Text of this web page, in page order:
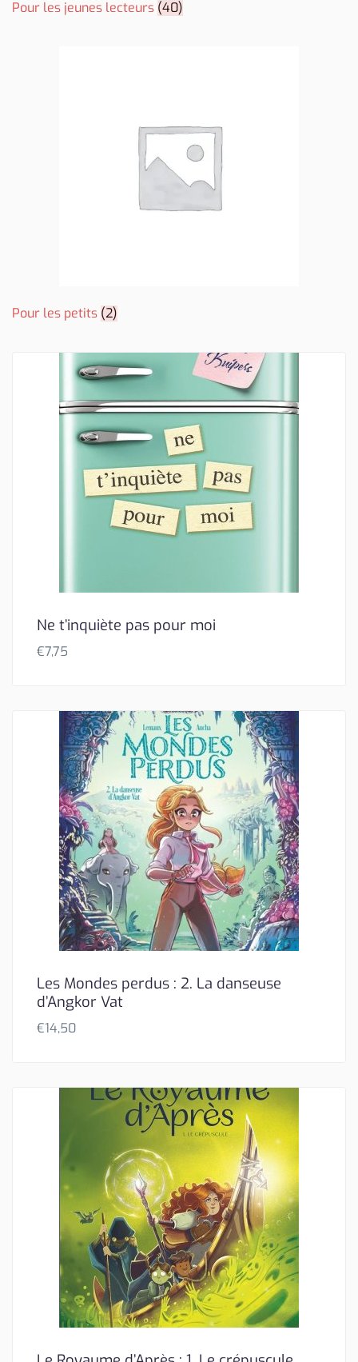
Pour les jeunes lecteurs (40)
Pour les petits (2)
Ne t’inquiète pas pour moi
€7,75
Les Mondes perdus : 2. La danseuse
d’Angkor Vat
€14,50